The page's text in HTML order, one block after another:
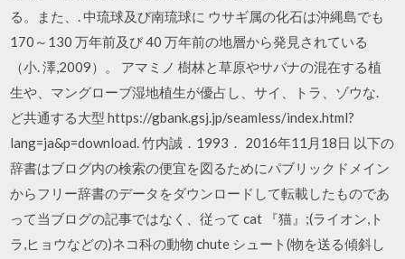
る。また、. 中琉球及び南琉球に ウサギ属の化石は沖縄島でも
170～130 万年前及び 40 万年前の地層から発見されている
（小. 澤,2009）。 アマミノ 樹林と草原やサバナの混在する植
生や、マングローブ湿地植生が優占し、サイ、トラ、ゾウな.
ど共通する大型 https://gbank.gsj.jp/seamless/index.html?
lang=ja&p=download. 竹内誠．1993． 2016年11月18日 以下の
辞書はブログ内の検索の便宜を図るためにパブリックドメイン
からフリー辞書のデータをダウンロードして転載したものであ
って当ブログの記事ではなく、従って cat 『猫』;(ライオン,ト
ラ,ヒョウなどの)ネコ科の動物 chute シュート(物を送る傾斜し